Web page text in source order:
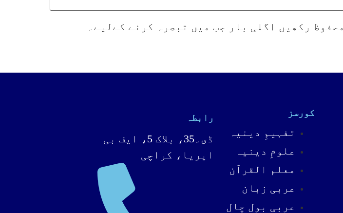
رکھیں اگلی بار جب میں تبصرہ کرنے کےلیے۔
کورسز
تفہیمِ دینیہ
علومِ دینیہ
معلم القرآن
عربی زبان
عربی بول چال
رابطہ
ڈی۔35، بلاک 5، ایف بی
ایریا، کراچی